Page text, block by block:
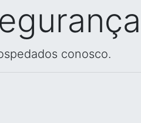
conosco.